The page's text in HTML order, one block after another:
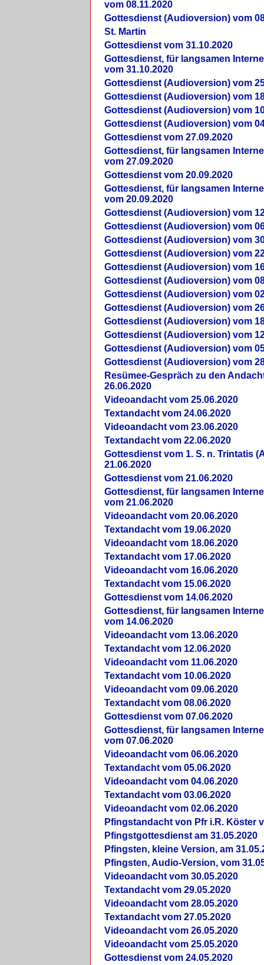
vom 08.11.2020
Gottesdienst (Audioversion) vom
St. Martin
Gottesdienst vom 31.10.2020
Gottesdienst, für langsamen
vom 31.10.2020
Gottesdienst (Audioversion) vom
Gottesdienst (Audioversion) vom
Gottesdienst (Audioversion) vom
Gottesdienst (Audioversion) vom
Gottesdienst vom 27.09.2020
Gottesdienst, für langsamen
vom 27.09.2020
Gottesdienst vom 20.09.2020
Gottesdienst, für langsamen
vom 20.09.2020
Gottesdienst (Audioversion) vom
Gottesdienst (Audioversion) vom
Gottesdienst (Audioversion) vom
Gottesdienst (Audioversion) vom
Gottesdienst (Audioversion) vom
Gottesdienst (Audioversion) vom
Gottesdienst (Audioversion) vom
Gottesdienst (Audioversion) vom
Gottesdienst (Audioversion) vom
Gottesdienst (Audioversion) vom
Gottesdienst (Audioversion) vom
Gottesdienst (Audioversion) vom
Re­sü­mee-Gespräch zu den
26.06.2020
Videoandacht vom 25.06.2020
Textandacht vom 24.06.2020
Videoandacht vom 23.06.2020
Textandacht vom 22.06.2020
Gottesdienst vom 1. S. n. Trintatis
21.06.2020
Gottesdienst vom 21.06.2020
Gottesdienst, für langsamen
vom 21.06.2020
Videoandacht vom 20.06.2020
Textandacht vom 19.06.2020
Videoandacht vom 18.06.2020
Textandacht vom 17.06.2020
Videoandacht vom 16.06.2020
Textandacht vom 15.06.2020
Gottesdienst vom 14.06.2020
Gottesdienst, für langsamen
vom 14.06.2020
Videoandacht vom 13.06.2020
Textandacht vom 12.06.2020
Videoandacht vom 11.06.2020
Textandacht vom 10.06.2020
Videoandacht vom 09.06.2020
Textandacht vom 08.06.2020
Gottesdienst vom 07.06.2020
Gottesdienst, für langsamen
vom 07.06.2020
Videoandacht vom 06.06.2020
Textandacht vom 05.06.2020
Videoandacht vom 04.06.2020
Textandacht vom 03.06.2020
Videoandacht vom 02.06.2020
Pfingstandacht von Pfr i.R. Köster
Pfingstgottesdienst am 31.05.2020
Pfingsten, kleine Version, am
Pfingsten, Audio-Version, vom
Videoandacht vom 30.05.2020
Textandacht vom 29.05.2020
Videoandacht vom 28.05.2020
Textandacht vom 27.05.2020
Videoandacht vom 26.05.2020
Videoandacht vom 25.05.2020
Gottesdienst vom 24.05.2020